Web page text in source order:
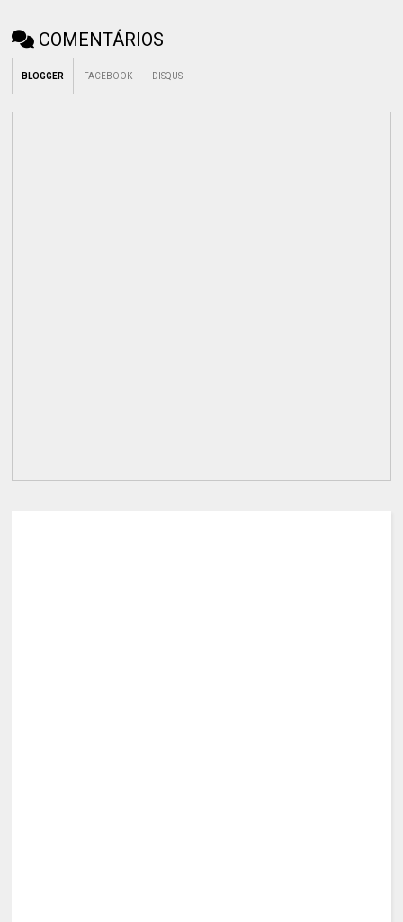
COMENTÁRIOS
BLOGGER FACEBOOK DISQUS